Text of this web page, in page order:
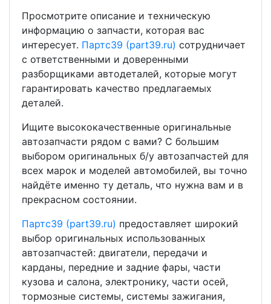
Просмотрите описание и техническую
информацию о запчасти, которая вас
интересует. Партс39 (part39.ru) сотрудничает
с ответственными и доверенными
разборщиками автодеталей, которые могут
гарантировать качество предлагаемых
деталей.
Ищите высококачественные оригинальные
автозапчасти рядом с вами? С большим
выбором оригинальных б/у автозапчастей для
всех марок и моделей автомобилей, вы точно
найдёте именно ту деталь, что нужна вам и в
прекрасном состоянии.
Партс39 (part39.ru) предоставляет широкий
выбор оригинальных использованных
автозапчастей: двигатели, передачи и
карданы, передние и задние фары, части
кузова и салона, электронику, части осей,
тормозные системы, системы зажигания,